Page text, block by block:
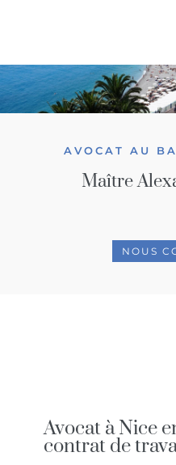
AVOCAT AU
Maître
NOUS
Avocat à Nice
contrat de